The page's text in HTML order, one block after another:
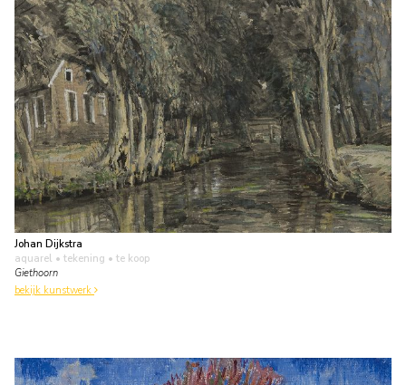
Johan Dijkstra
aquarel • tekening • te koop
Giethoorn
bekijk kunstwerk